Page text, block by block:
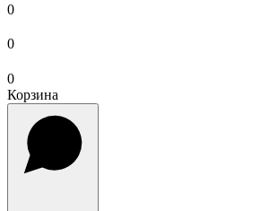
0
0
0
Корзина